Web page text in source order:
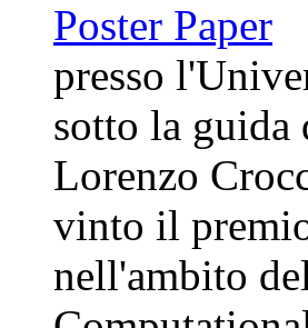
presso
sotto la guida
Lorenzo
vinto il
nell'ambito